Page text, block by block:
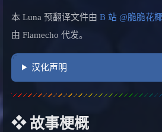
本 Luna 预翻译文件由 B 站 @脆脆花
由 Flamecho 代发。
汉化声明
❖ 故事梗概